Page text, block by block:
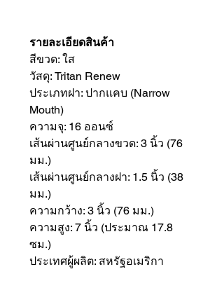
รายละเอียดสินค้า
สีขวด: ใส
วัสดุ: Tritan Renew
ประเภทฝา: ปากแคบ (Narrow
Mouth)
ความจุ: 16 ออนซ์
เส้นผ่านศูนย์กลางขวด: 3 นิ้ว (76
มม.)
เส้นผ่านศูนย์กลางฝา: 1.5 นิ้ว (38
มม.)
ความกว้าง: 3 นิ้ว (76 มม.)
ความสูง: 7 นิ้ว (ประมาณ 17.8
ซม.)
ประเทศผู้ผลิต: สหรัฐอเมริกา